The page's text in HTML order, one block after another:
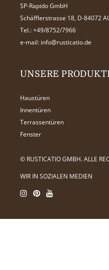
SP-Rapido GmbH
Schäfflerstrasse 18, D-84072
Tel.: +49/8752/7966
e-mail: info@rusticatio.de
UNSERE
Haustüren
Innentüren
Terrassentüren
Fenster
© RUSTICATIO GMBH. ALLE
WIR IN SOZIALEN MEDIEN